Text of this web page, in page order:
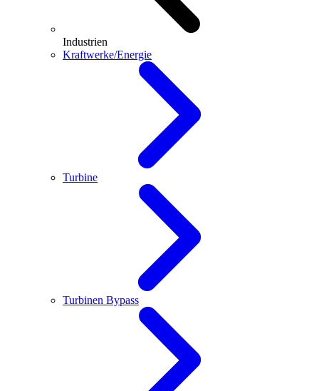
Industrien
Kraftwerke/Energie
Turbine
Turbinen Bypass